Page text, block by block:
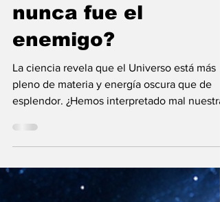
¿Y si la oscuridad
nunca fue el
enemigo?
La ciencia revela que el Universo está más
pleno de materia y energía oscura que de
esplendor. ¿Hemos interpretado mal
diferencias?